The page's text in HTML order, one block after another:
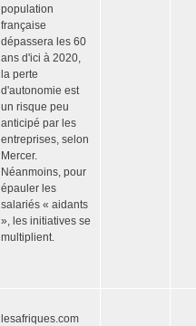
population
française
dépassera les 60
ans d'ici à 2020,
la perte
d'autonomie est
un risque peu
anticipé par les
entreprises, selon
Mercer.
Néanmoins, pour
épauler les
salariés « aidants
», les initiatives se
multiplient.
lesafriques.com